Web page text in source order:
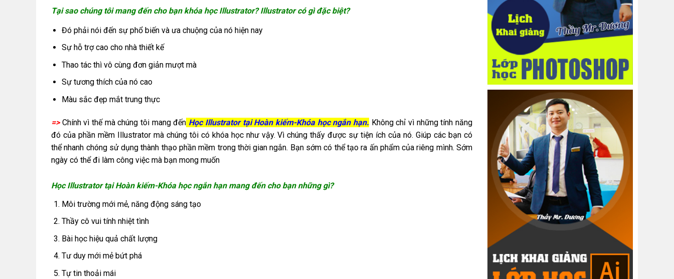
Tại sao chúng tôi mang đến cho bạn khóa học Illustrator? Illustrator có gì đặc biệt?
Đó phải nói đến sự phổ biến và ưa chuộng của nó hiện nay
Sự hỗ trợ cao cho nhà thiết kế
Thao tác thì vô cùng đơn giản mượt mà
Sự tương thích của nó cao
Màu sắc đẹp mắt trung thực
=>Chính vì thế mà chúng tôi mang đến Học Illustrator tại Hoàn kiếm-Khóa học ngắn hạn. Không chỉ vì những tính năng
đó của phần mềm Illustrator mà chúng tôi có khóa học như vậy. Vì chúng thấy được sự tiện ích của nó. Giúp các bạn có
thể nhanh chóng sử dụng thành thạo phần mềm trong thời gian ngắn. Bạn sớm có thể tạo ra ấn phẩm của riêng mình. Sớm
ngày có thể đi làm công việc mà bạn mong muốn
Học Illustrator tại Hoàn kiếm-Khóa học ngắn hạn mang đến cho bạn những gì?
Môi trường mới mẻ, năng động sáng tạo
Thầy cô vui tính nhiệt tình
Bài học hiệu quả chất lượng
Tư duy mới mẻ bứt phá
Tự tin thoải mái